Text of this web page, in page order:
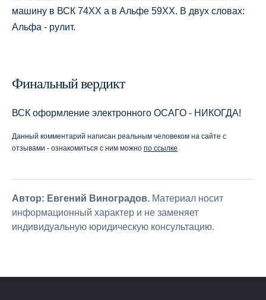
машину в ВСК 74ХХ а в Альфе 59ХХ. В двух словах:
Альфа - рулит.
Финальный вердикт
ВСК оформление электронного ОСАГО - НИКОГДА!
Данный комментарий написан реальным человеком на сайте с
отзывами - ознакомиться с ним можно по ссылке
Автор: Евгений Виноградов. Материал носит
информационный характер и не заменяет
индивидуальную юридическую консультацию.